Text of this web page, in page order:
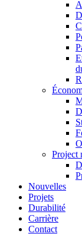
Project
Nouvelles
Projets
Durabilité
Carrière
Contact